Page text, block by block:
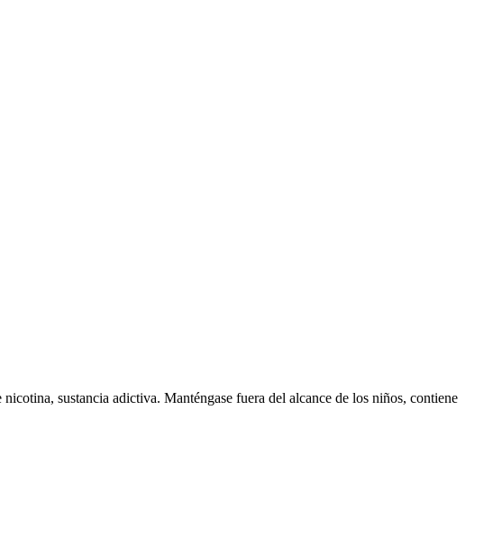
sustancia adictiva. Manténgase fuera del alcance de los niños, contiene